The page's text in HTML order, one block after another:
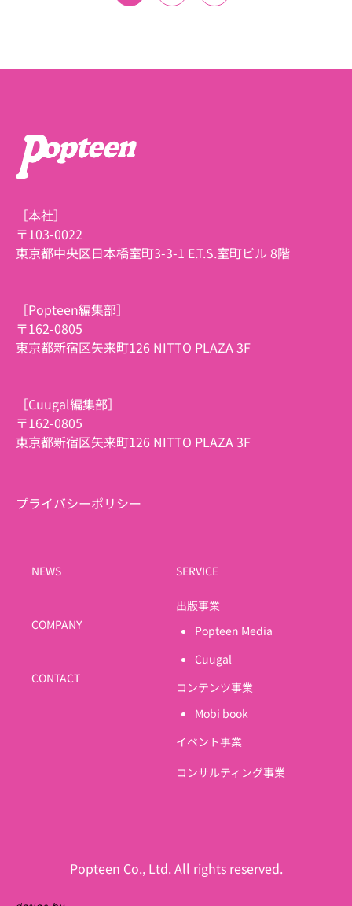
［本社］
〒103-0022
東京都中央区日本橋室町3-3-1 E.T.S.室町ビル 8階
［Popteen編集部］
〒162-0805
東京都新宿区矢来町126 NITTO PLAZA 3F
［Cuugal編集部］
〒162-0805
東京都新宿区矢来町126 NITTO PLAZA 3F
プライバシーポリシー
NEWS
COMPANY
CONTACT
SERVICE
出版事業
Popteen Media
Cuugal
コンテンツ事業
Mobi book
イベント事業
コンサルティング事業
Popteen Co., Ltd. All rights reserved.